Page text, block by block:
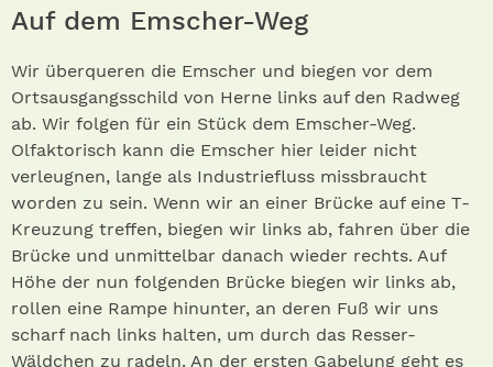
Auf dem Emscher-Weg
Wir überqueren die Emscher und biegen vor dem
Ortsausgangsschild von Herne links auf den Radweg
ab. Wir folgen für ein Stück dem Emscher-Weg.
Olfaktorisch kann die Emscher hier leider nicht
verleugnen, lange als Industriefluss missbraucht
worden zu sein. Wenn wir an einer Brücke auf eine T-
Kreuzung treffen, biegen wir links ab, fahren über die
Brücke und unmittelbar danach wieder rechts. Auf
Höhe der nun folgenden Brücke biegen wir links ab,
rollen eine Rampe hinunter, an deren Fuß wir uns
scharf nach links halten, um durch das Resser-
Wäldchen zu radeln. An der ersten Gabelung geht es